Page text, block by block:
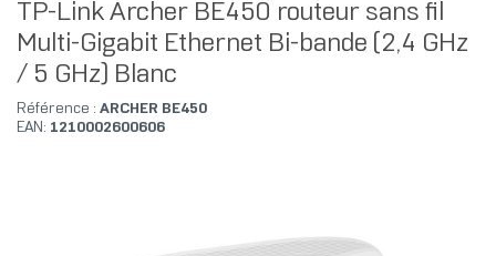
TP-Link Archer BE450 routeur sans fil
Multi-Gigabit Ethernet Bi-bande (2,4 GHz
/ 5 GHz) Blanc
Référence : ARCHER BE450
EAN: 1210002600606